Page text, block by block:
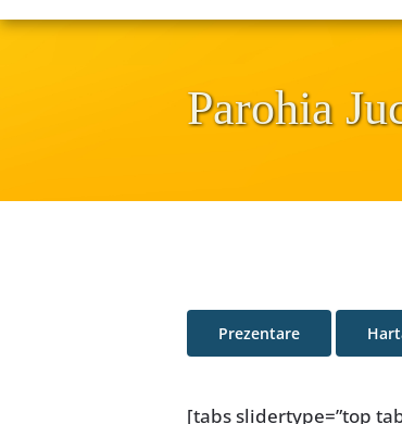
Parohia
Prezentare
[tabs slidertype=”top